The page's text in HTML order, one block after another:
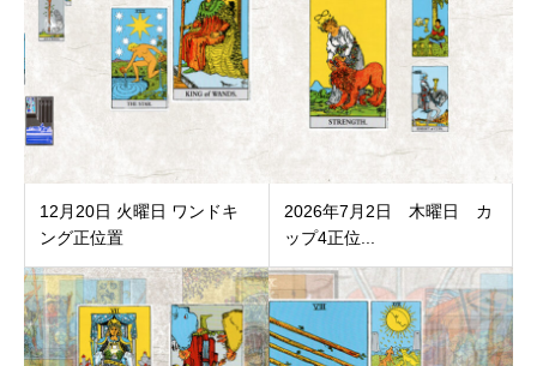
12月20日 火曜日 ワンドキ
ング正位置
2026年7月2日 木曜日 カ
ップ4正位...